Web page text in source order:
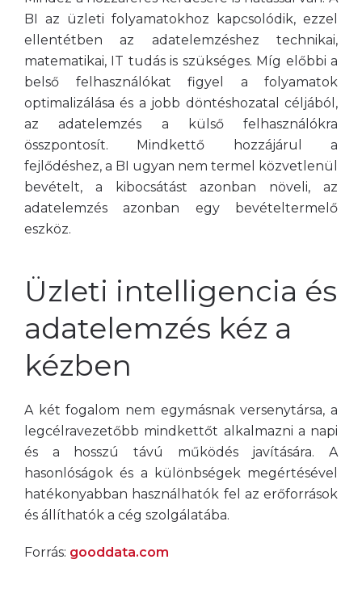
BI az üzleti folyamatokhoz kapcsolódik, ezzel
ellentétben az adatelemzéshez technikai,
matematikai, IT tudás is szükséges. Míg előbbi a
belső felhasználókat figyel a folyamatok
optimalizálása és a jobb döntéshozatal céljából,
az adatelemzés a külső felhasználókra
összpontosít. Mindkettő hozzájárul a
fejlődéshez, a BI ugyan nem termel közvetlenül
bevételt, a kibocsátást azonban növeli, az
adatelemzés azonban egy bevételtermelő
eszköz.
Üzleti intelligencia és
adatelemzés kéz a
kézben
A két fogalom nem egymásnak versenytársa, a
legcélravezetőbb mindkettőt alkalmazni a napi
és a hosszú távú működés javítására. A
hasonlóságok és a különbségek megértésével
hatékonyabban használhatók fel az erőforrások
és állíthatók a cég szolgálatába.
Forrás: gooddata.com